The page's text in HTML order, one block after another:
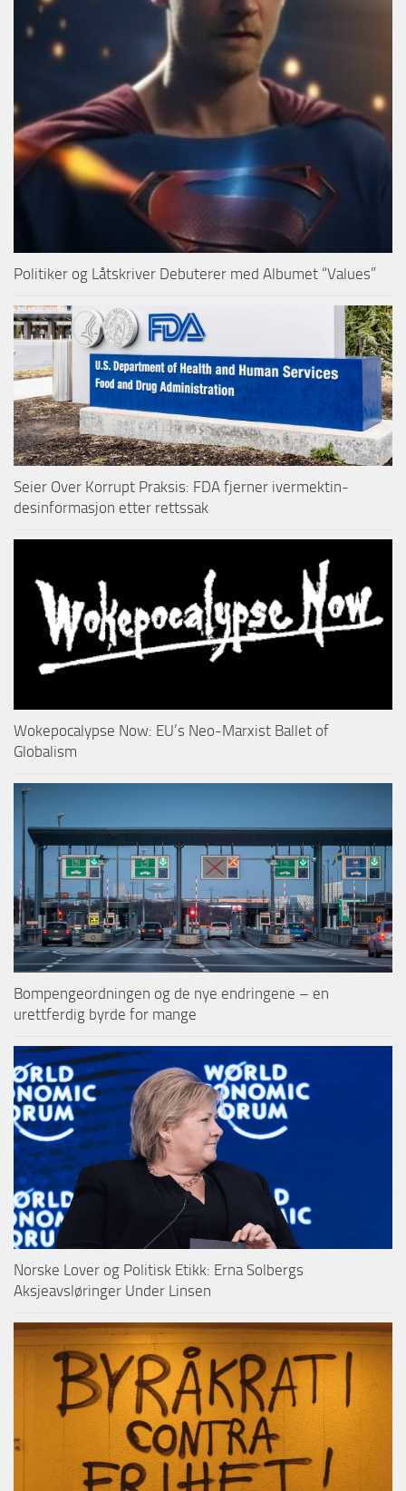
Politiker og Låtskriver Debuterer med Albumet “Values”
Seier Over Korrupt Praksis: FDA fjerner ivermektin-
desinformasjon etter rettssak
Wokepocalypse Now: EU’s Neo-Marxist Ballet of
Globalism
Bompengeordningen og de nye endringene – en
urettferdig byrde for mange
Norske Lover og Politisk Etikk: Erna Solbergs
Aksjeavsløringer Under Linsen